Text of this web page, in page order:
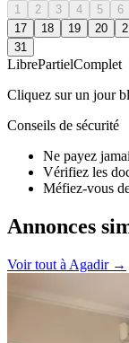
1 2 3 4 5 6
17
18 19 20
31
LibrePartielComplet
Cliquez sur un jour
Conseils de sécurité
Ne payez
Vérifiez les
Méfiez-vous
Annonces
Voir tout à Agadir→